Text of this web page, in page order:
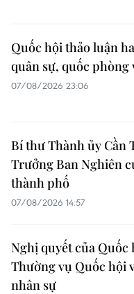
Quốc hội thảo luận
quân sự, quốc phòng
07/08/2026 23:06
Bí thư Thành ủy Cần
Trưởng Ban Nghiên
thành phố
07/08/2026 14:57
Nghị quyết của Quốc
Thường vụ Quốc hội
nhân sự